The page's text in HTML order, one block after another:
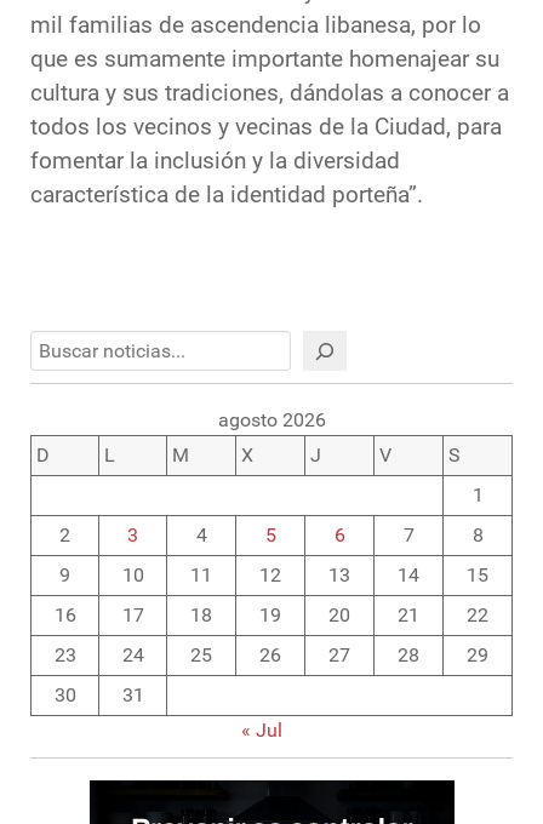
mil familias de ascendencia libanesa, por lo
que es sumamente importante homenajear su
cultura y sus tradiciones, dándolas a conocer a
todos los vecinos y vecinas de la Ciudad, para
fomentar la inclusión y la diversidad
característica de la identidad porteña”.
Buscar
agosto 2026
D
L M X J V
S
1
2
3 4 5 6 7
8
9
10 11 12 13 14
15
16
17 18 19 20 21
22
23
24 25 26 27 28
29
30
31
« Jul